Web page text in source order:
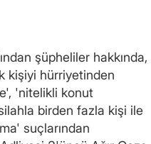
şüpheliler hakkında,
kişiyi hürriyetinden
'nitelikli konut
birden fazla kişi ile
suçlarından